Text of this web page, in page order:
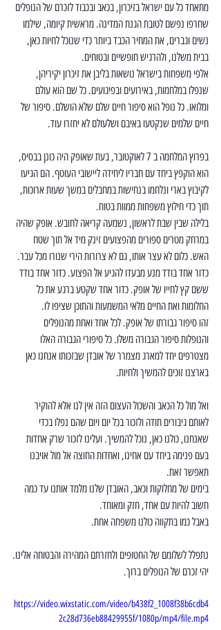
מתאחד כל עם ישראל בזיכרון, בכאב ובכבוד לזכרם של הנופלים
שחרפו נפשם לטובת הגנת המדינה. מראשית קיומה, שילמו
נשים וגברים, את המחיר הכבד ביותר כדי שנוכל לחיות כאן,
בבית משלנו, ולהרגיש חופשיים ובטוחים.
אלפי משפחות בישראל נושאות בליבן את זיכרון יקיריהן,
שנפלו במלחמות, באירועים ובפיגועים. כל שם הוא עולם
ומלואו. כל נופל הוא סיפור חיים שלם שלא הושלם. סיפור של
חיים שלמים שנקטעו באיבם ושלעולם לא יחזרו עוד.
בפרוץ המלחמה ב 7 לאוקטובר, בעת שאופק היה כונן בבסיס,
הוא הוקפץ ביחד עם חבריו ליחידה ליישובי העוטף. הם הגיעו
לקיבוץ בארי ונלחמו בנחישות במחבלים במשך שעות ארוכות,
תוך כדי חילוץ משפחות ממוות בטוח.
בלילה שבין שבת לראשון, נשמעה קריאה לחובש. אופק שהיה
במרחק מטרים ספורים מהפצועים זינק מיד אל תוך שטח
האש. כלום לא עצר אותו, גם לא צרורות הירי שנורו מכל עבר.
כדור אחד בודד מנע מבעדו להגיע אל הפצוע. כדור אחד בודד
ששם קץ לחייו של אופק. כדור אחד שקטע ברגע את כל
החלומות ואת החיים מלאי המשמעות והתוכן שציפו לו.
זהו סיפור גבורתו של אופק. לכל אחד ואחת מהנופלים
והנופלות סיפור הגבורה משלו. כל סיפורי הגבורה האלו
מצטרפים יחד למארג מצמרר של אובדן שבזכותו אנחנו כאן
בארצנו זוכים להמשיך ולחיות.
ואל מול כל הכאב והשכול העצום הזה אין לנו אלא להוקיר
לאותם גיבורים תודה ולזכור בכל יום ויום שהם נפלו בכדי
שאנחנו, כולנו כאן, נוכל להמשיך. ועלינו לזכור שרק אחדות
בעם פנימה ביחד עם אחינו, ואחדות החוצה אל מול אויבנו
תאפשר זאת.
בימים של מחלוקות וכאב, האובדן שלנו מלמד אותנו עד כמה
חשוב להיות עם אחד, חזק ומאוחד.
באבל כמו בתקווה כולנו משפחה אחת.
נתפלל לשלומם של החטופים ולחזרתם המהירה והבטוחה אלינו.
יהי זכרם של הנופלים ברוך.
https://video.wixstatic.com/video/b438f2_1008f38b6cdb4
2c28d736eb88429955f/1080p/mp4/file.mp4